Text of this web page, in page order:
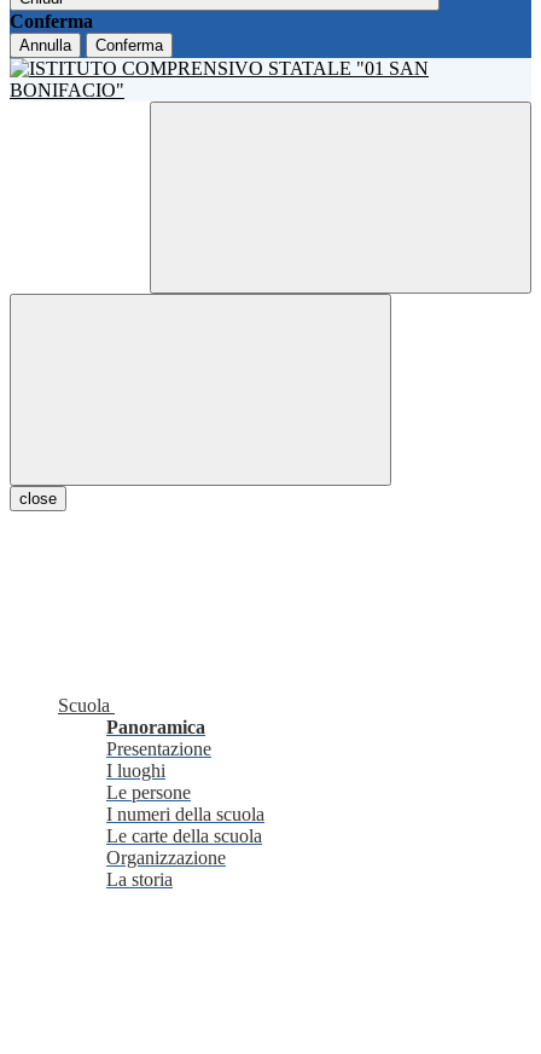
Conferma
Annulla Conferma
close
Scuola
Panoramica
Presentazione
I luoghi
Le persone
I numeri della scuola
Le carte della scuola
Organizzazione
La storia